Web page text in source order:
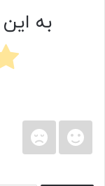
به